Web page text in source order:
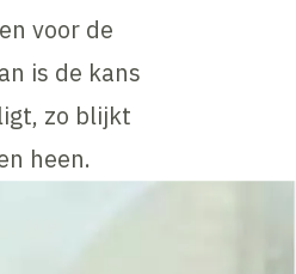
voor de
is de kans
zo blijkt
heen.